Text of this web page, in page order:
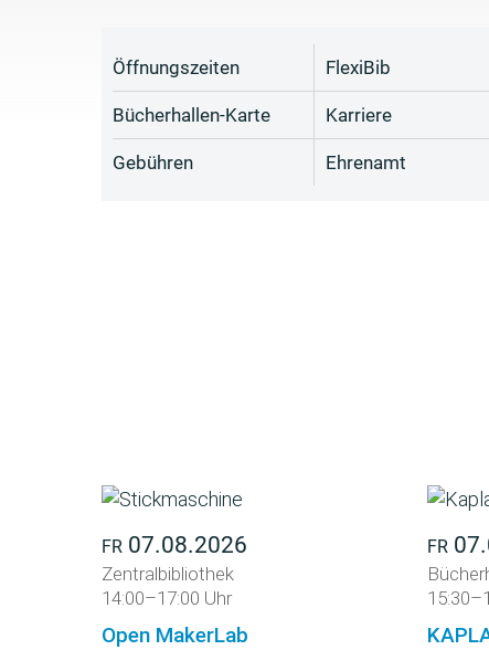
Öffnungszeiten
Bücherhallen-Karte
Gebühren
FlexiBib
Karriere
Ehrenamt
FR 07.08.2026
Zentralbibliothek
14:00–17:00 Uhr
Open MakerLab
FR